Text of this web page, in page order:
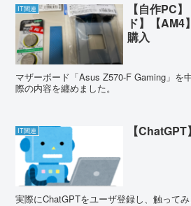
IT関連
【自作PC
ド】【AM4
購入
マザーボード「Asus Z570-F Gaming」を
際の内容を纏めました。
IT関連 【
実際にChatGPTをユーザ登録し、触って